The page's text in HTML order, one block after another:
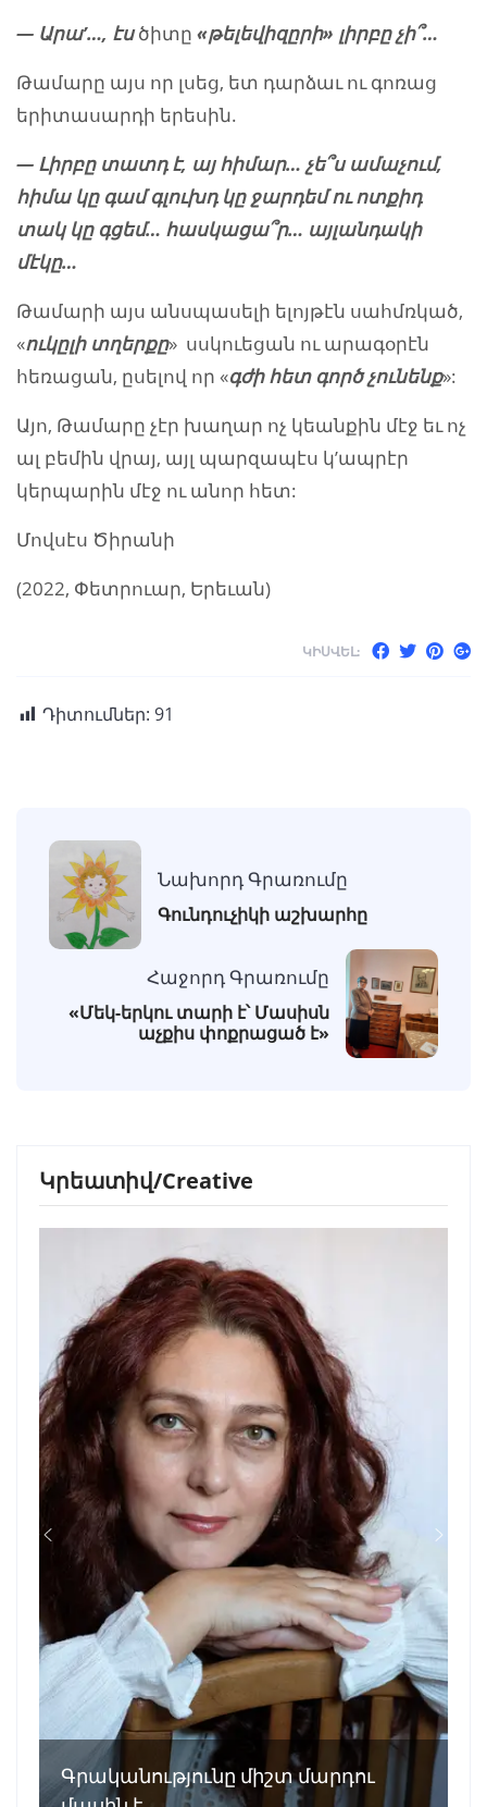
— Արա’…, էսծիտը «թելեվիզըրի» լիրբը չի՞…
Թամարը այս որ լսեց, ետ դարձաւ ու գոռաց
երիտասարդի երեսին.
— Լիրբը տատդ է, այ հիմար… չե՞ս ամաչում,
հիմա կը գամ գլուխդ կը ջարդեմ ու ոտքիդ
տակ կը գցեմ… հասկացա՞ր… այլանդակի
մէկը…
Թամարի այս անսպասելի ելոյթէն սահմռկած,
«ուկըլի տղերքը» սսկուեցան ու արագօրէն
հեռացան, ըսելով որ «գժի հետ գործչունենք»:
Այո, Թամարը չէր խաղար ոչ կեանքին մէջ եւ ոչ
ալ բեմին վրայ, այլ պարզապէս կ’ապրէր
կերպարին մէջ ու անոր հետ:
Մովսէս Ծիրանի
(2022, Փետրուար, Երեւան)
ԿԻՍՎԵԼ:
Դիտումներ: 91
Նախորդ Գրառումը
Գունդուչիկի աշխարհը
Հաջորդ Գրառումը
«Մեկ-երկու տարի է՝ Մասիսն
աչքիս փոքրացած է»
Կրեատիվ/Creative
Գրականությունը միշտ մարդու